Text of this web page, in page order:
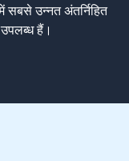
सबसे उन्नत अंतर्निहित
हैं।